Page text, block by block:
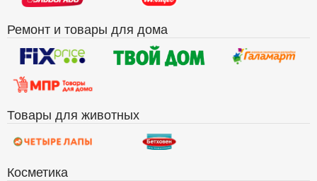
Ремонт и товары для дома
Товары для животных
Косметика